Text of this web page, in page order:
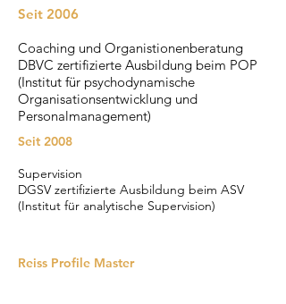
Seit 2006
Coaching und Organistionenberatung
DBVC zertifizierte Ausbildung beim POP
(Institut für psychodynamische
Organisationsentwicklung und
Personalmanagement)
Seit 2008
Supervision
DGSV zertifizierte Ausbildung beim ASV
(Institut für analytische Supervision)
Reiss Profile Master